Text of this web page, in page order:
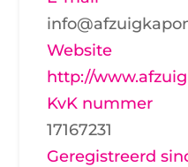
Website
http://
KvK nummer
17167231
Geregistreerd